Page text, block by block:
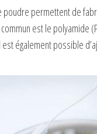
permettent de
est le polyamide
Il est également